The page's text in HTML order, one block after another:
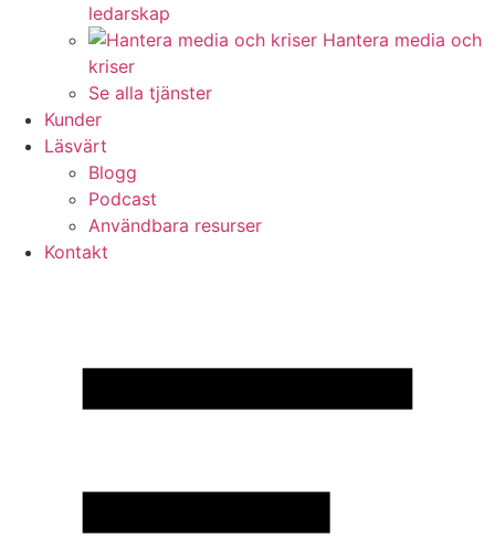
ledarskap
Hantera media och
kriser
Se alla tjänster
Kunder
Läsvärt
Blogg
Podcast
Användbara resurser
Kontakt